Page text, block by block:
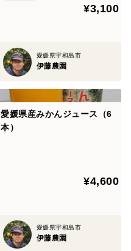
¥3,100
愛媛県宇和島市
伊藤農園
愛媛県産みかんジュース（6
本）
¥4,600
愛媛県宇和島市
伊藤農園